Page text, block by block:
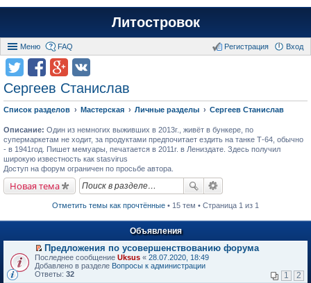
Литостровок
Меню FAQ Вход
Регистрация
Сергеев Станислав
Список разделов Мастерская Личные разделы Сергеев Станислав
Описание: Один из немногих выживших в 2013г., живёт в бункере, по
супермаркетам не ходит, за продуктами предпочитает ездить на танке Т-64, обычно
- в 1941год. Пишет мемуары, печатается в 2011г. в Лениздате. Здесь получил
широкую известность как stasvirus
Доступ на форум ограничен по просьбе автора.
Новая тема
Отметить темы как прочтённые • 15 тем • Страница 1 из 1
Объявления
П
е
р
Предложения по усовершенствованию форума
Последнее сообщение Uksus « 28.07.2020, 18:49
Добавлено в разделе Вопросы к администрации
Ответы: 32 1 2